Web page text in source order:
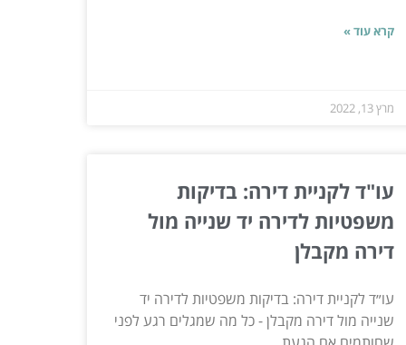
קרא עוד »
מרץ 13, 2022
עו"ד לקניית דירה: בדיקות
משפטיות לדירה יד שנייה מול
דירה מקבלן
עו״ד לקניית דירה: בדיקות משפטיות לדירה יד
שנייה מול דירה מקבלן - כל מה שמגלים רגע לפני